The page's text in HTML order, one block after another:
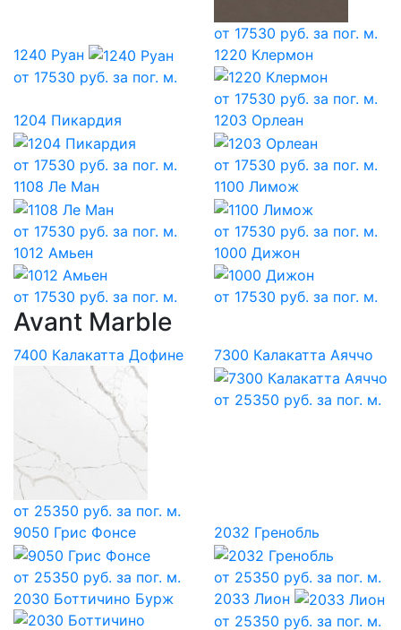
от 17530 руб. за пог. м.
1240 Руан
от 17530 руб. за пог. м.
1220 Клермон
от 17530 руб. за пог. м.
1204 Пикардия
от 17530 руб. за пог. м.
1203 Орлеан
от 17530 руб. за пог. м.
1108 Ле Ман
от 17530 руб. за пог. м.
1100 Лимож
от 17530 руб. за пог. м.
1012 Амьен
от 17530 руб. за пог. м.
1000 Дижон
от 17530 руб. за пог. м.
Avant Marble
7400 Калакатта Дофине
от 25350 руб. за пог. м.
7300 Калакатта Аяччо
от 25350 руб. за пог. м.
9050 Грис Фонсе
от 25350 руб. за пог. м.
2032 Гренобль
от 25350 руб. за пог. м.
2030 Боттичино Бурж
2033 Лион
от 25350 руб. за пог. м.